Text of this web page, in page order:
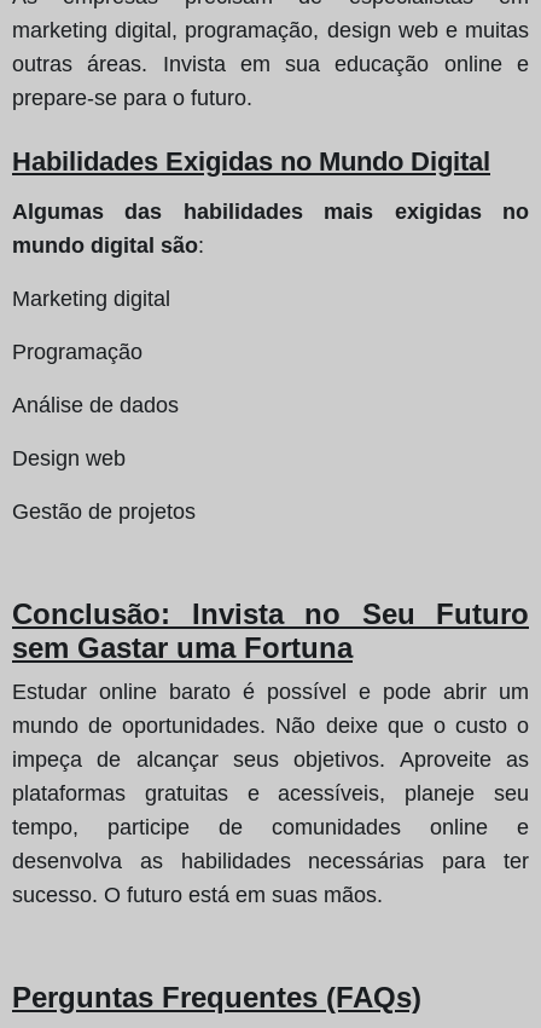
marketing digital, programação, design web e muitas
outras áreas. Invista em sua educação online e
prepare-se para o futuro.
Habilidades Exigidas no Mundo Digital
Algumas das habilidades mais exigidas no
mundo digital são:
Marketing digital
Programação
Análise de dados
Design web
Gestão de projetos
Conclusão: Invista no Seu Futuro
sem Gastar uma Fortuna
Estudar online barato é possível e pode abrir um
mundo de oportunidades. Não deixe que o custo o
impeça de alcançar seus objetivos. Aproveite as
plataformas gratuitas e acessíveis, planeje seu
tempo, participe de comunidades online e
desenvolva as habilidades necessárias para ter
sucesso. O futuro está em suas mãos.
Perguntas Frequentes (FAQs)